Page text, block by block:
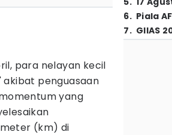
para nelayan kecil
penguasaan
yang
(km) di
6. Piala
7. GIIAS